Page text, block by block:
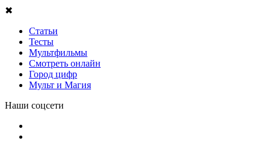
✖
Статьи
Тесты
Мультфильмы
Смотреть онлайн
Город цифр
Мульт и Магия
Наши соцсети